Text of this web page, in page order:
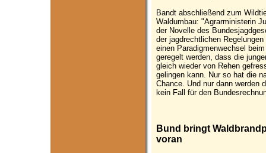
Bandt abschließend zum
Waldumbau: "Agrarministerin
der Novelle des
der jagdrechtlichen
einen Paradigmenwechsel
geregelt werden, dass die
gleich wieder von Rehen
gelingen kann. Nur so hat die
Chance. Und nur dann werden
kein Fall für den
Bund bringt
voran